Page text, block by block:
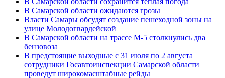
В Самарской области сохранится теплая погода
В Самарской области ожидаются грозы
Власти Самары обсудят создание пешеходной зоны на
улице Молодогвардейской
В Самарской области на трассе М-5 столкнулись два
бензовоза
В предстоящие выходные с 31 июля по 2 августа
сотрудники Госавтоинспекции Самарской области
проведут широкомасштабные рейды